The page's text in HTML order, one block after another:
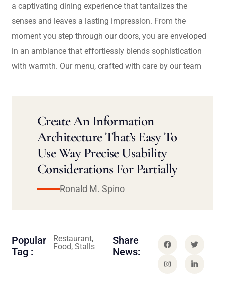
a captivating dining experience that tantalizes the
senses and leaves a lasting impression. From the
moment you step through our doors, you are enveloped
in an ambiance that effortlessly blends sophistication
with warmth. Our menu, crafted with care by our team
Create An Information
Architecture That’s Easy To
Use Way Precise Usability
Considerations For Partially
Ronald M. Spino
Popular
Tag :
Restaurant,
Food, Stalls
Share
News: